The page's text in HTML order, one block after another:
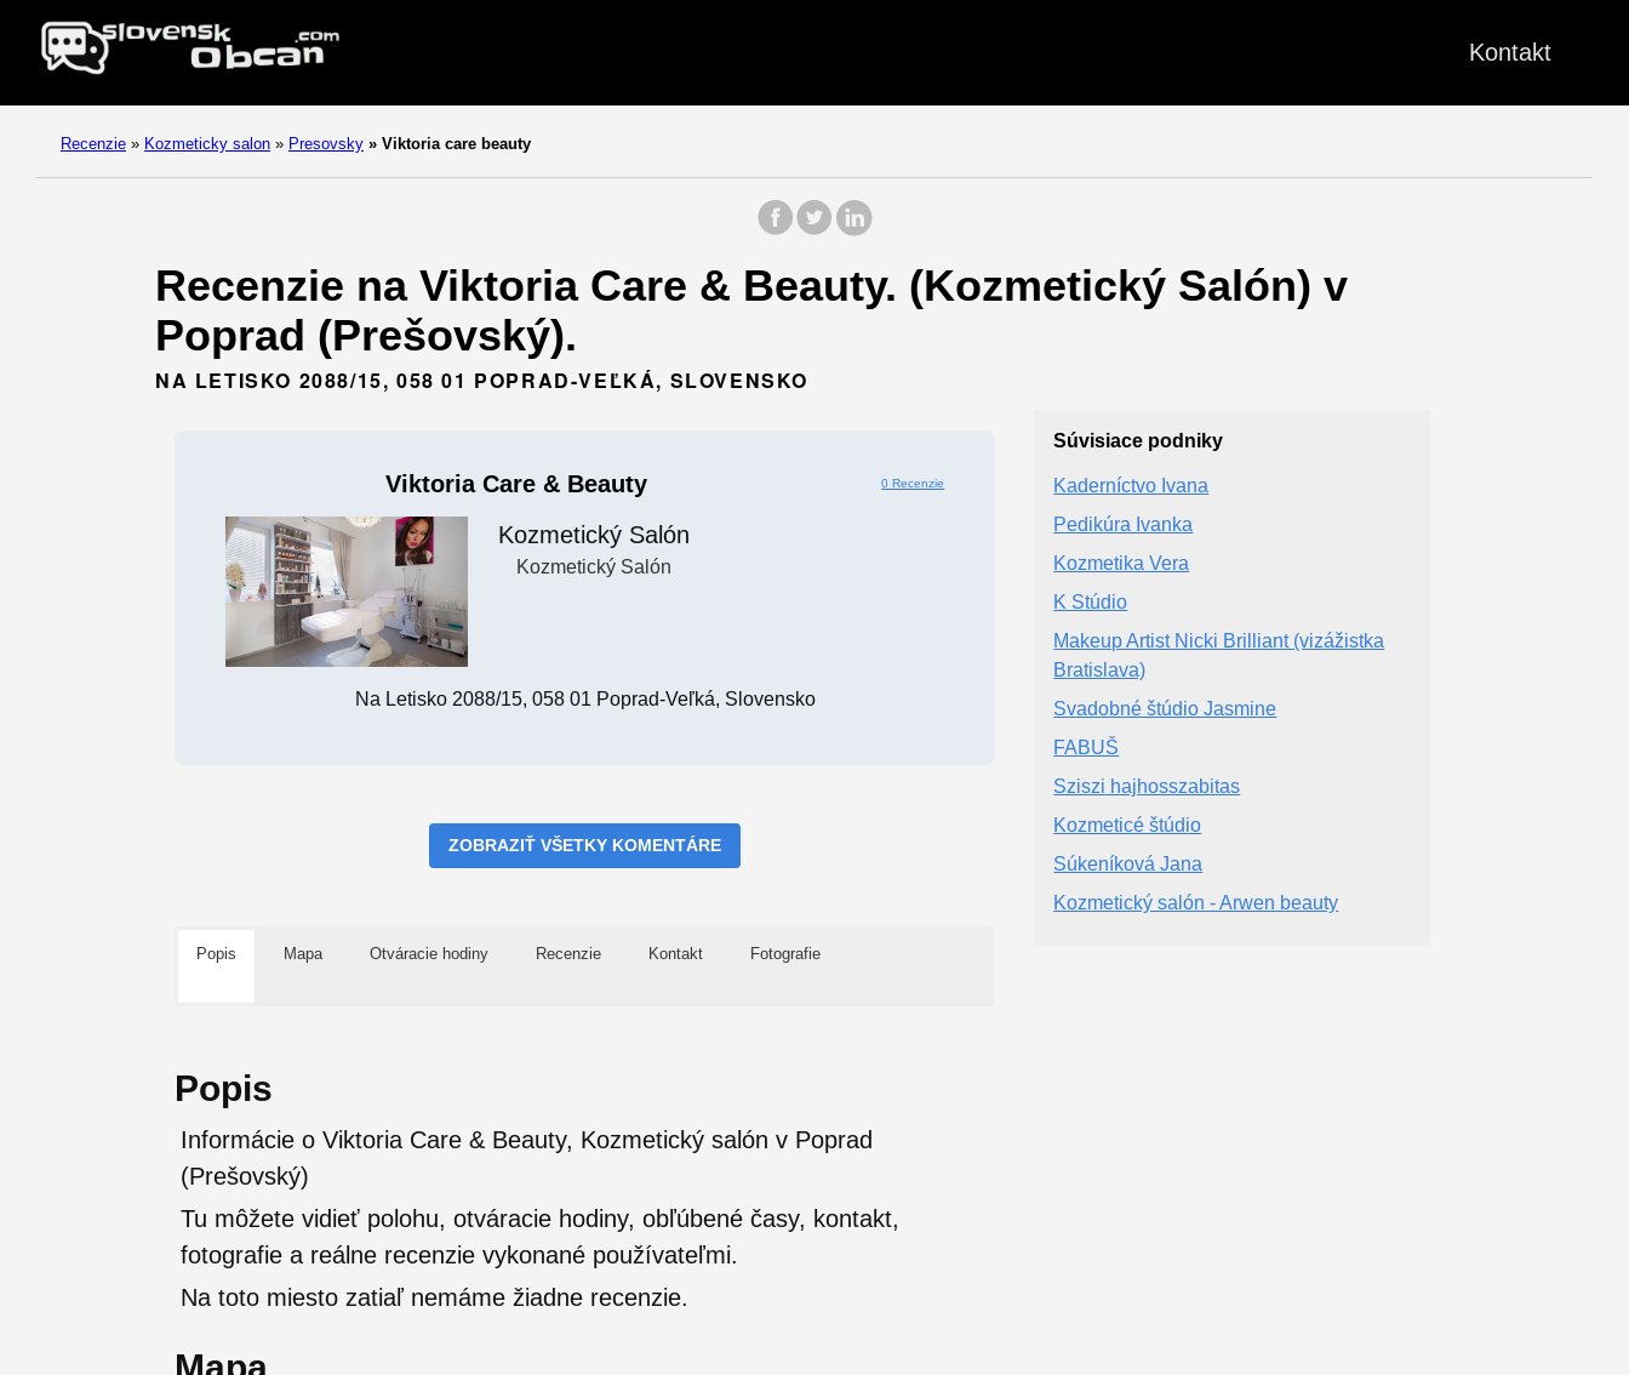
Kontakt
Recenzie » Kozmeticky salon » Presovsky » Viktoria care beauty
Recenzie na Viktoria Care & Beauty. (Kozmetický Salón) v
Poprad (Prešovský).
NA LETISKO 2088/15, 058 01 POPRAD-VEĽKÁ, SLOVENSKO
Viktoria Care & Beauty 0 Recenzie
Kozmetický Salón
Kozmetický Salón
Na Letisko 2088/15, 058 01 Poprad-Veľká, Slovensko
ZOBRAZIŤ VŠETKY KOMENTÁRE
Popis Mapa Otváracie hodiny Recenzie Kontakt Fotografie
Popis
Informácie o Viktoria Care & Beauty, Kozmetický salón v Poprad
(Prešovský)
Tu môžete vidieť polohu, otváracie hodiny, obľúbené časy, kontakt,
fotografie a reálne recenzie vykonané používateľmi.
Na toto miesto zatiaľ nemáme žiadne recenzie.
Súvisiace podniky
Kaderníctvo Ivana
Pedikúra Ivanka
Kozmetika Vera
K Stúdio
Makeup Artist Nicki Brilliant (vizážistka
Bratislava)
Svadobné štúdio Jasmine
FABUŠ
Sziszi hajhosszabitas
Kozmeticé štúdio
Súkeníková Jana
Kozmetický salón - Arwen beauty